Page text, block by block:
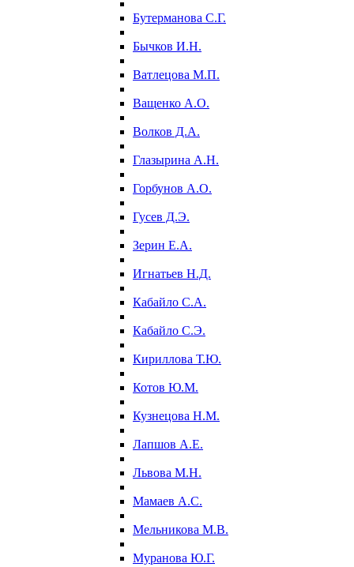
Бутерманова С.Г.
Бычков И.Н.
Ватлецова М.П.
Ващенко А.О.
Волков Д.А.
Глазырина А.Н.
Горбунов А.О.
Гусев Д.Э.
Зерин Е.А.
Игнатьев Н.Д.
Кабайло С.А.
Кабайло С.Э.
Кириллова Т.Ю.
Котов Ю.М.
Кузнецова Н.М.
Лапшов А.Е.
Львова М.Н.
Мамаев А.С.
Мельникова М.В.
Муранова Ю.Г.